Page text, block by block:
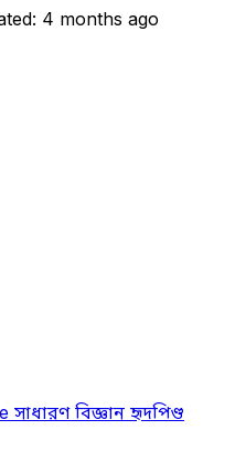
4 months ago
সাধারণ বিজ্ঞান হৃদপিণ্ড